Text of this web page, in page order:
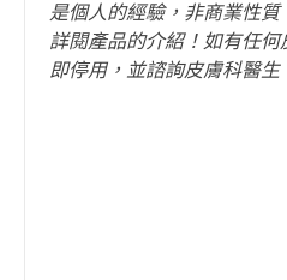
是個人的經驗，非商業性
詳閱產品的介紹！如有任
即停用，並諮詢皮膚科醫生